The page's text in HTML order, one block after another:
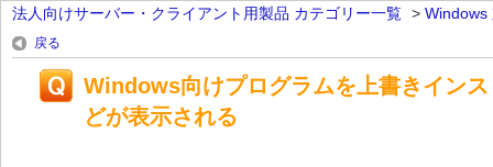
法人向けサーバー・クライアント用製品 カテゴリー一覧 > Windows
戻る
Windows向けプログラムを上書きイン
どが表示される